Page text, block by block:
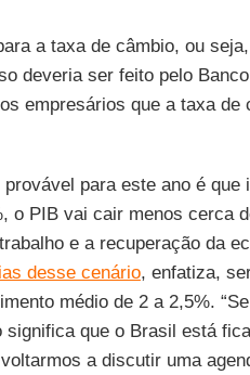
a taxa de câmbio, ou
deveria ser feito pelo
empresários que a taxa de
para este ano é que
o PIB vai cair menos cerca
e a recuperação da
desse cenário, enfatiza,
médio de 2 a 2,5%. “Se
que o Brasil está
a discutir uma